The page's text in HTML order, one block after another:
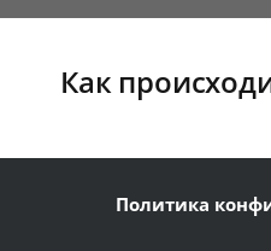
Как
Политика